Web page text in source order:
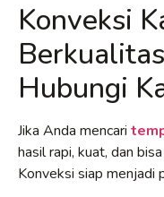
Konveksi
Hubungi
Jika Anda mencari
hasil rapi, kuat, dan
Konveksi siap menjadi